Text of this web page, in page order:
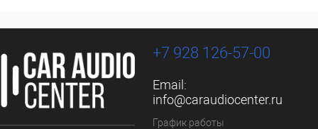
+7 928 126-57-00
Email:
info@caraudiocenter.ru
График работы